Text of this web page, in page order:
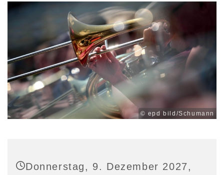
© epd bild/Schumann
Donnerstag, 9. Dezember 2027,